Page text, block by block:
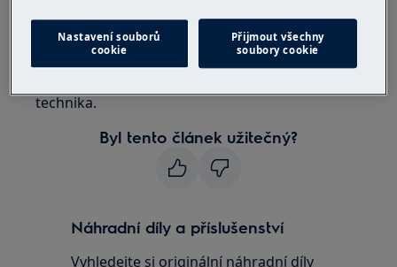
Chybové hlášení F3, F4 nebo F5 na displeji
indikuje problém s vadným čidlem teploty.
technika.
Byl tento článek užitečný?
Náhradní díly a příslušenství
Vyhledejte si originální náhradní díly
Nastavení souborů
cookie
Přijmout všechny
soubory cookie